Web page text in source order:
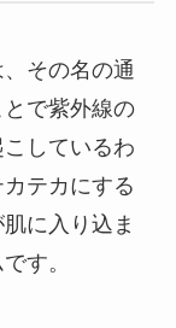
その名の通
で紫外線の
しているわ
テカにする
に入り込ま
す。